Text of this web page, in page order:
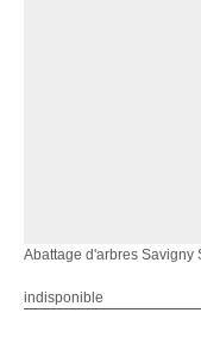
Abattage d'arbres Savigny
indisponible